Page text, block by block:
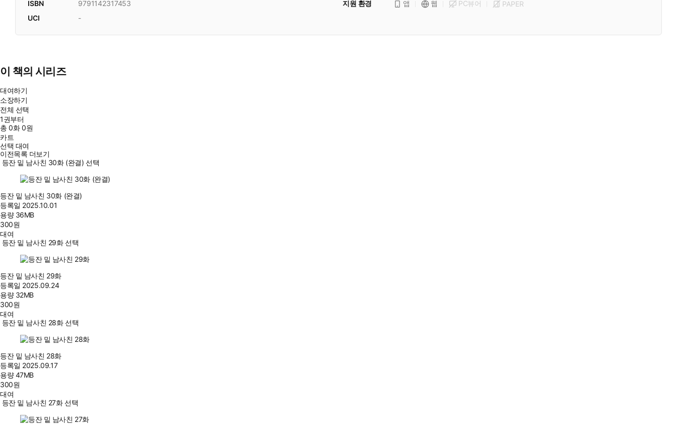
지원 환경
앱 웹 PC뷰어 PAPER
ISBN
9791142317453
UCI
-
이 책의 시리즈
대여하기
소장하기
전체 선택
1권부터
총0화0원
카트
선택 대여
이전목록 더보기
등잔 밑 남사친 30화 (완결) 선택
등잔 밑 남사친 30화 (완결)
등록일 2025.10.01
용량 36MB
300원
대여
등잔 밑 남사친 29화 선택
등잔 밑 남사친 29화
등록일 2025.09.24
용량 32MB
300원
대여
등잔 밑 남사친 28화 선택
등잔 밑 남사친 28화
등록일 2025.09.17
용량47MB
300원
대여
등잔 밑 남사친 27화 선택